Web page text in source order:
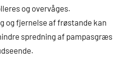
og overvåges.
og fjernelse af frøstande kan
spredning af pampasgræs